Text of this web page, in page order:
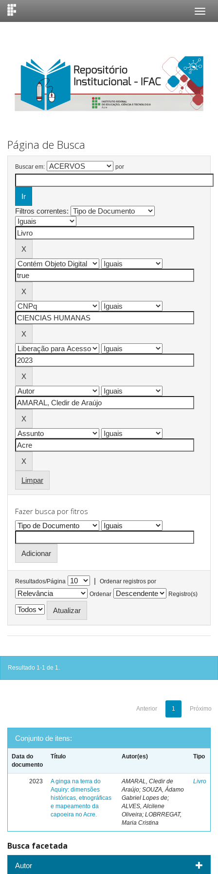
Página de Busca
Buscar em: por
Filtros correntes:
Limpar
Fazer busca por fitros
Resultados/Página |
Ordenar registros por
Ordenar
Registro(s)
Resultado 1-1 de 1.
Anterior 1 Próximo
Conjunto de itens:
Data do
documento
Título Autor(es) Tipo
2023
A ginga na terra do
Aquiry: dimensões
históricas, etnográficas
e mapeamento da
capoeira no Acre.
AMARAL, Cledir de
Araújo; SOUZA, Ádamo
Gabriel Lopes de;
ALVES, Alcilene
Oliveira; LOBRREGAT,
Maria Cristina
Livro
Busca facetada
Autor